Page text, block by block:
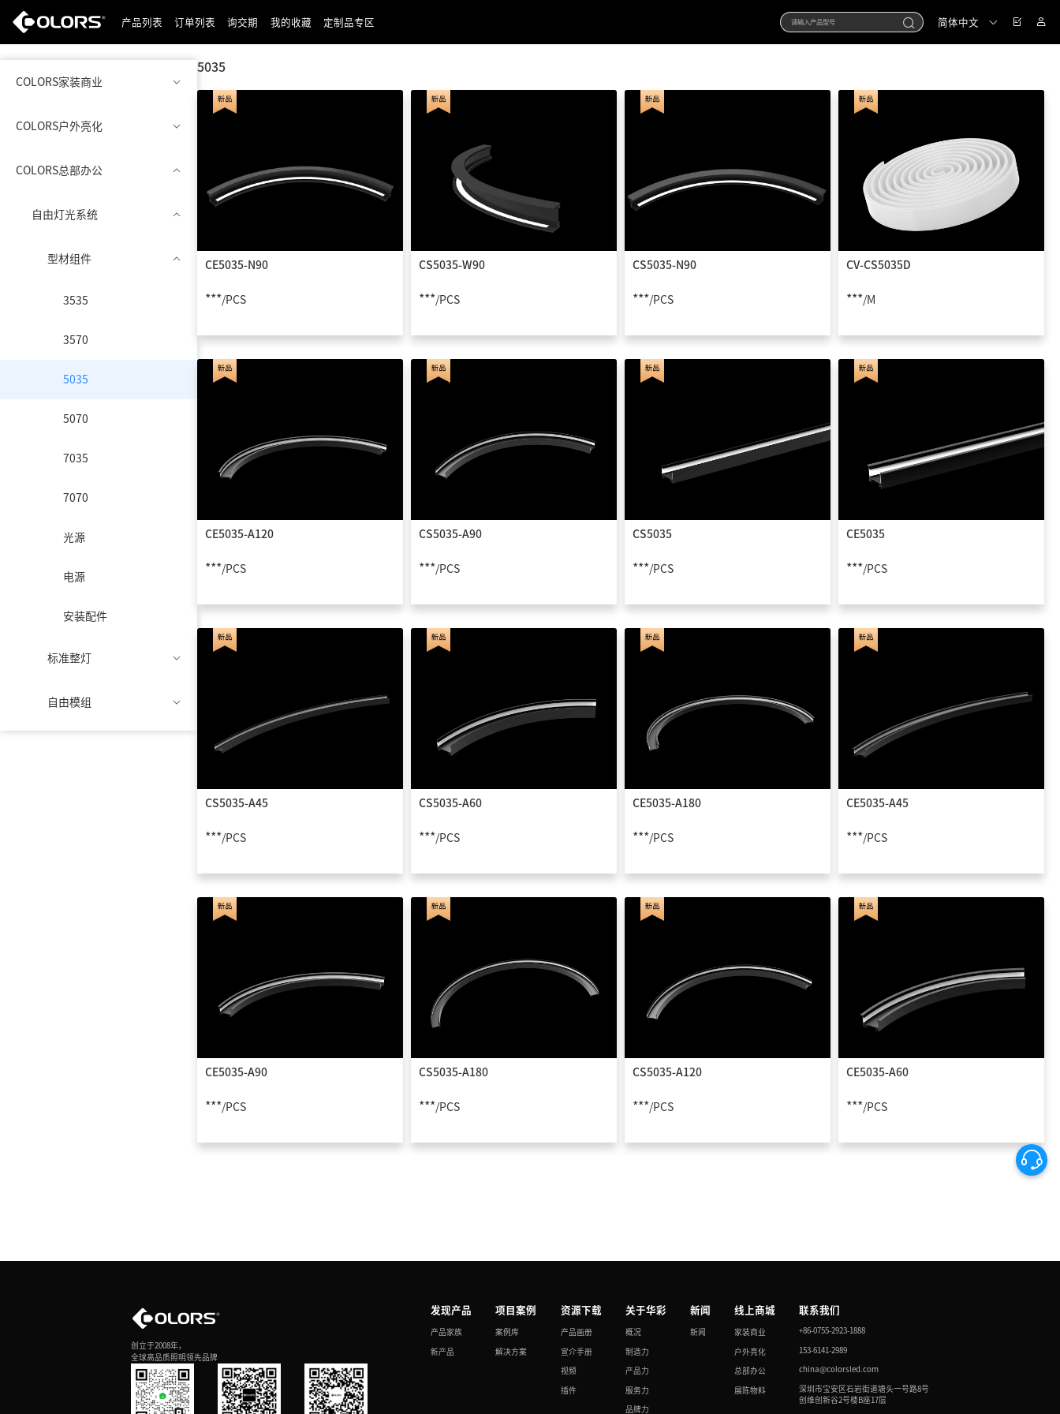
产品列表 订单列表 询交期 我的收藏 定制品专区 简体中文
COLORS家装商业
COLORS户外亮化
COLORS总部办公
自由灯光系统
型材组件
3535
3570
5035
5070
7035
7070
光源
电源
安装配件
标准整灯
自由模组
5035
CE5035-N90
***/PCS
CS5035-W90
***/PCS
CS5035-N90
***/PCS
CV-CS5035D
***/M
CE5035-A120
***/PCS
CS5035-A90
***/PCS
CS5035
***/PCS
CE5035
***/PCS
CS5035-A45
***/PCS
CS5035-A60
***/PCS
CE5035-A180
***/PCS
CE5035-A45
***/PCS
CE5035-A90
***/PCS
CS5035-A180
***/PCS
CS5035-A120
***/PCS
CE5035-A60
***/PCS
创立于2008年，
全球高品质照明领先品牌
发现产品
产品家族
新产品
项目案例
案例库
解决方案
资源下载
产品画册
宣介手册
视频
插件
关于华彩
概况
制造力
产品力
服务力
品牌力
新闻
新闻
线上商城
家装商业
户外亮化
总部办公
展陈物料
联系我们
+86-0755-2923-1888
153-6141-2989
china@colorsled.com
深圳市宝安区石岩街道塘头一号路8号
创维创新谷2号楼B座17层